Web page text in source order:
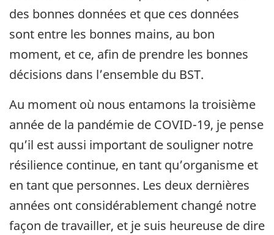
des bonnes données et que ces données
sont entre les bonnes mains, au bon
moment, et ce, afin de prendre les bonnes
décisions dans l’ensemble du BST.
Au moment où nous entamons la troisième
année de la pandémie de COVID-19, je pense
qu’il est aussi important de souligner notre
résilience continue, en tant qu’organisme et
en tant que personnes. Les deux dernières
années ont considérablement changé notre
façon de travailler, et je suis heureuse de dire